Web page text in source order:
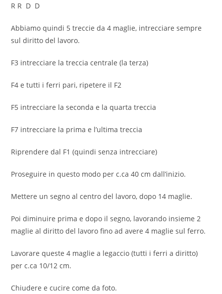
R R D D
Abbiamo quindi 5 treccie da 4 maglie, intrecciare sempre
sul diritto del lavoro.
F3 intrecciare la treccia centrale (la terza)
F4 e tutti i ferri pari, ripetere il F2
F5 intrecciare la seconda e la quarta treccia
F7 intrecciare la prima e l’ultima treccia
Riprendere dal F1 (quindi senza intrecciare)
Proseguire in questo modo per c.ca 40 cm dall’inizio.
Mettere un segno al centro del lavoro, dopo 14 maglie.
Poi diminuire prima e dopo il segno, lavorando insieme 2
maglie al diritto del lavoro fino ad avere 4 maglie sul ferro.
Lavorare queste 4 maglie a legaccio (tutti i ferri a diritto)
per c.ca 10/12 cm.
Chiudere e cucire come da foto.